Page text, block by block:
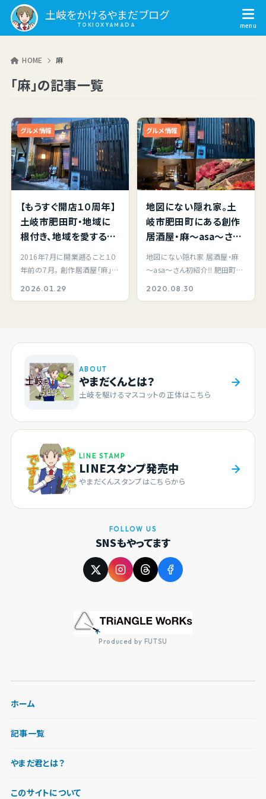
土岐をかけるやまだブログ
HOME 麻
「麻」の記事一覧
【もうすぐ開店１０周年】
土岐市肥田町・地域に
根付き、地域を愛する店
主が営む「創作居酒屋
麻」さんをご紹介します
2016年7月に開業遡ること１０
年前の７月。 創作居酒屋「麻」さ
2026.01.29
グルメ情報
地図にない隠れ家。土
岐市肥田町にある創作
居酒屋・麻～asa～さん
へ行って来ました。
地図にない隠れ家 居酒屋・麻
～asa～さん初紹介‼ 肥田町イ
2020.08.30
グルメ情報
ABOUT
やまだくんとは？
土岐を駆けるマスコットの正体はこちら
LINE STAMP
LINEスタンプ発売中
やまだくんスタンプはこちらから
FOLLOW US
SNSもやってます
Produced by FUTSU
ホーム
記事一覧
やまだ君とは？
このサイトについて